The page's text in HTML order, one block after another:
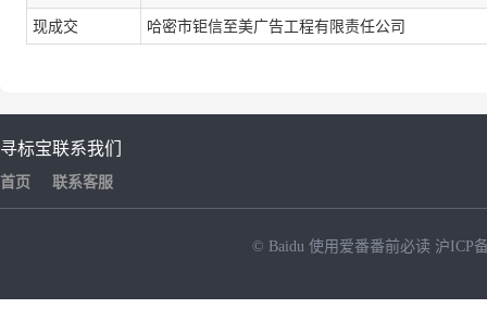
现成交 哈密市钜信至美广告工程有限责任公司
寻标宝
首页
联系我们
联系客服
© Baidu 使用爱番番前必读 沪ICP